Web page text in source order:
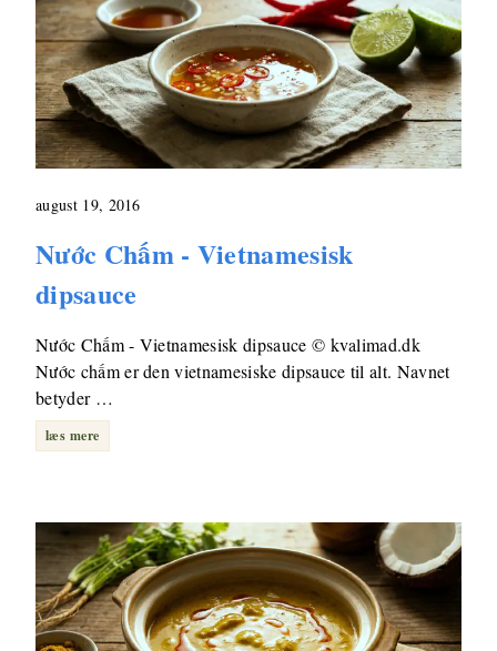
august 19, 2016
Nước Chấm - Vietnamesisk
dipsauce
Nước Chấm - Vietnamesisk dipsauce © kvalimad.dk
Nước chấm er den vietnamesiske dipsauce til alt. Navnet
betyder …
læs mere